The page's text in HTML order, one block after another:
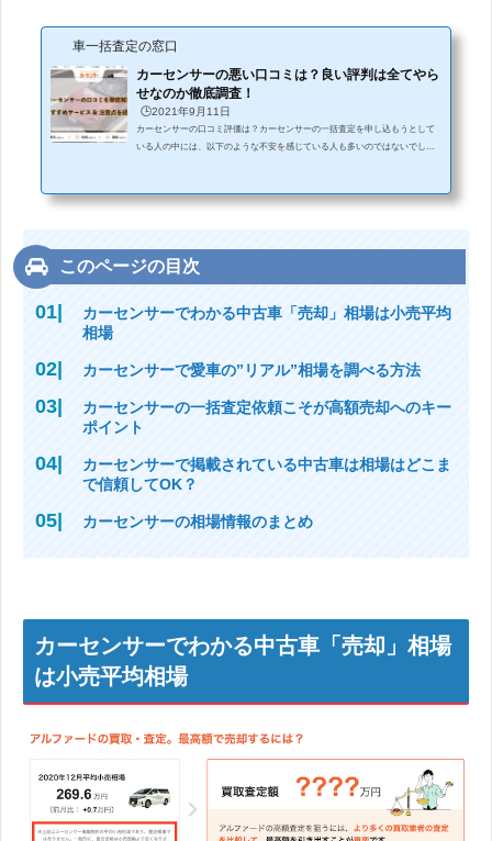
車一括査定の窓口
カーセンサーの悪い口コミは？良い評判は全てやら
せなのか徹底調査！
🕒️2021年9月11日
カーセンサーの口コミ評価は？カーセンサーの一括査定を申し込もうとして
いる人の中には、以下のような不安を感じている人も多いのではないでしょ
かを利用者の体験談か...
このページの目次
カーセンサーでわかる中古車「売却」相場は小売平均
相場
カーセンサーで愛車の”リアル”相場を調べる方法
カーセンサーの一括査定依頼こそが高額売却へのキー
ポイント
カーセンサーで掲載されている中古車は相場はどこま
で信頼してOK？
カーセンサーの相場情報のまとめ
カーセンサーでわかる中古車「売却」相場
は小売平均相場